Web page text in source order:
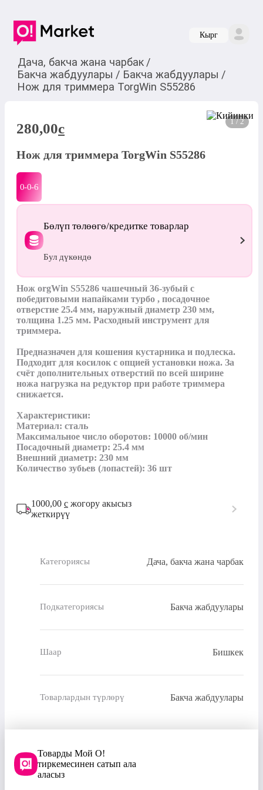
Кырг
Дача, бакча жана чарбак /
Бакча жабдуулары / Бакча жабдуулары /
Нож для триммера TorgWin S55286
1 / 2
280,00c
Нож для триммера TorgWin S55286
0-0-6
Бөлүп төлөөгө/кредитке товарлар
Бул дүкөндө
Нож orgWin S55286 чашечный 36-зубый с
победитовыми напайками турбо , посадочное
отверстие 25.4 мм, наружный диаметр 230 мм,
толщина 1.25 мм. Расходный инструмент для
триммера.
Предназначен для кошения кустарника и подлеска.
Подходит для косилок с опцией установки ножа. За
счёт дополнительных отверстий по всей ширине
ножа нагрузка на редуктор при работе триммера
снижается.
Характеристики:
Материал: сталь
Максимальное число оборотов: 10000 об/мин
Посадочный диаметр: 25.4 мм
Внешний диаметр: 230 мм
Количество зубьев (лопастей): 36 шт
1000,00 с жогору акысыз
жеткирүү
Категориясы Дача, бакча жана чарбак
Подкатегориясы Бакча жабдуулары
Шаар Бишкек
Товарлардын түрлөрү Бакча жабдуулары
Товарды Мой О!
тиркемесинен сатып ала
аласыз